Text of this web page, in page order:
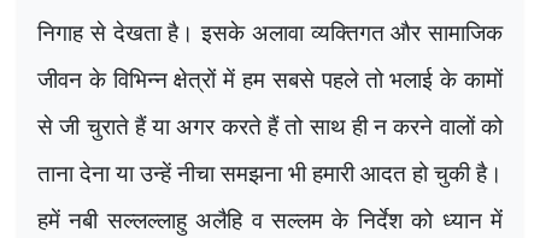
निगाह से देखता है। इसके अलावा व्यक्तिगत और सामाजिक
जीवन के विभिन्न क्षेत्रों में हम सबसे पहले तो भलाई के कामों
से जी चुराते हैं या अगर करते हैं तो साथ ही न करने वालों को
ताना देना या उन्हें नीचा समझना भी हमारी आदत हो चुकी है।
हमें नबी सल्लल्लाहु अलैहि व सल्लम के निर्देश को ध्यान में